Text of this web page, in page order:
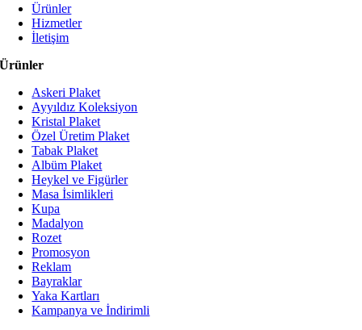
Ürünler
Hizmetler
İletişim
Ürünler
Askeri Plaket
Ayyıldız Koleksiyon
Kristal Plaket
Özel Üretim Plaket
Tabak Plaket
Albüm Plaket
Heykel ve Figürler
Masa İsimlikleri
Kupa
Madalyon
Rozet
Promosyon
Reklam
Bayraklar
Yaka Kartları
Kampanya ve İndirimli